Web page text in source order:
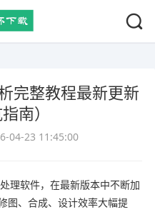
完整教程最新更新
南）
04-23 11:45:00
理软件，在最新版本中不断加
图、合成、设计效率大幅提